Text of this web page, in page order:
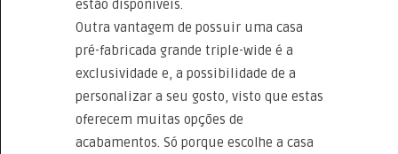
estão disponíveis.
Outra vantagem de possuir uma casa
pré-fabricada grande triple-wide é a
exclusividade e, a possibilidade de a
personalizar a seu gosto, visto que estas
oferecem muitas opções de
acabamentos. Só porque escolhe a casa